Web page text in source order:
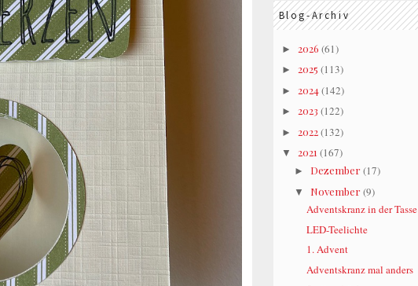
Blog-Archiv
► 2026 (61)
► 2025 (113)
► 2024(142)
► 2023 (122)
► 2022(132)
▼ 2021 (167)
► Dezember (17)
▼ November (9)
Adventskranz in der Tasse
LED-Teelichte
1. Advent
Adventskranz mal anders